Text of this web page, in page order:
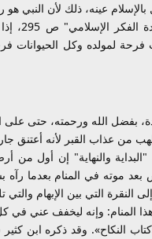
عينه، ذلك لأن النبي هو
يقول
فرحة لمولده وكل الحيوانات
بفضل الله ورحمته،
عذاب القبر لأنه أعتنق
والنهاية" إن أول من
بعد موته في المنام بعدما
النقرة التي بين الإبهام
المنام: وإنه ليخفف عني في